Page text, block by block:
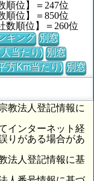
順位】＝247位
順位】＝850位
数順位】＝260位
キング 別窓
当たり) 別窓
方Km当たり) 別窓
教法人登記情報に
インターネット経
りがある場合があ
法人登記情報に基